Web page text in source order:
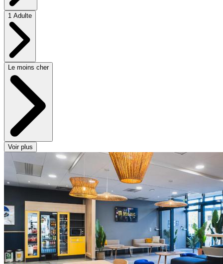
1 Adulte
Le moins cher
Voir plus